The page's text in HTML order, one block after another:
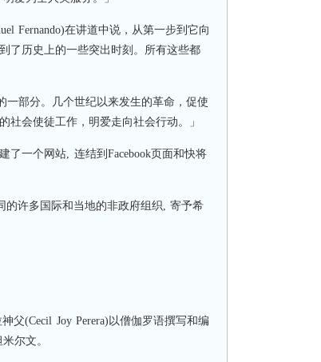
Fernando)在讲道中说，从第一步到它向
了历史上的一些突出时刻。所有这些都
部分。几个世纪以来发生的革命，促使
社会使徒工作，明爱走向社会行动。」
了一个网站, 连结到Facebook页面和快将
的许多国际和当地的非政府组织, 寄予希
父(Cecil Joy Perera)以僧伽罗语撰写和编
尔文。